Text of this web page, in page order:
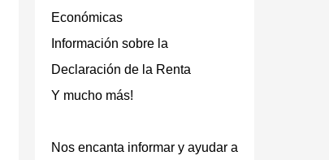
Económicas
Información sobre la
Declaración de la Renta
Y mucho más!
Nos encanta informar y ayudar a